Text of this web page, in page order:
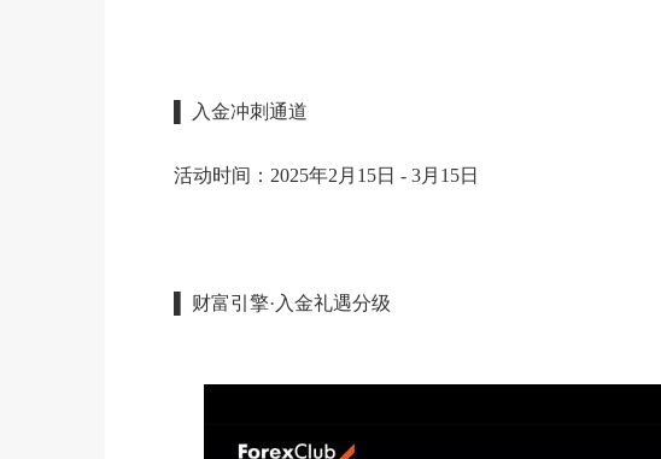
▌ 入金冲刺通道
活动时间：2025年2月15日 - 3月15日
▌ 财富引擎·入金礼遇分级